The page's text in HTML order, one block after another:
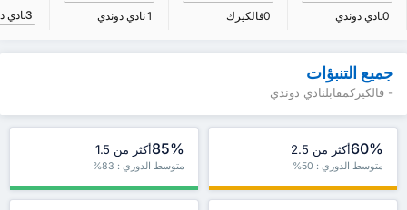
نادي دوندي0
فالكيرك0
نادي دوندي1
نادي3
جميع التنبؤات
- فالكيركمقابلنادي دوندي
60%أكثر من 2.5
متوسط الدوري : 50%
85%أكثر من 1.5
متوسط الدوري : 83%